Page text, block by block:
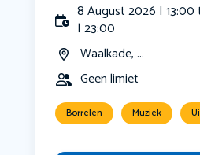
8 August 2026 |
| 23:00
Waalkade, ...
Geen limiet
Borrelen Muziek